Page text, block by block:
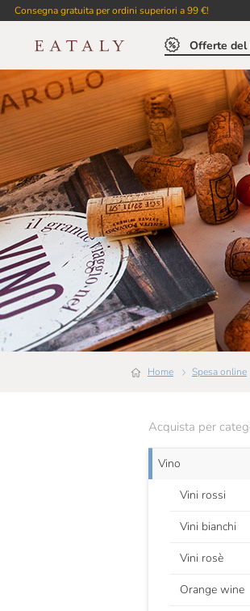
Consegna gratuita per ordini superiori a 99 €!
Offerte del
Home Spesa online
Acquista per
Vino
Vini rossi
Vini bianchi
Vini rosè
Orange wine